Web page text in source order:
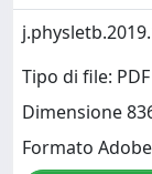
Tipo di file: PDF
Dimensione
Formato